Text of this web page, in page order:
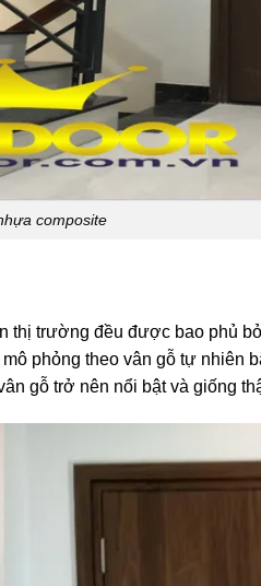
composite
thị trường đều được bao phủ
phỏng theo vân gỗ tự nhiên
gỗ trở nên nổi bật và giống